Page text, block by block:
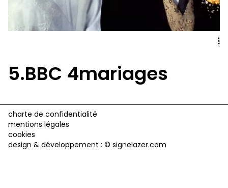
A
5.BBC 4mariages
charte de confidentialité
mentions légales
cookies
design & développement : © signelazer.com